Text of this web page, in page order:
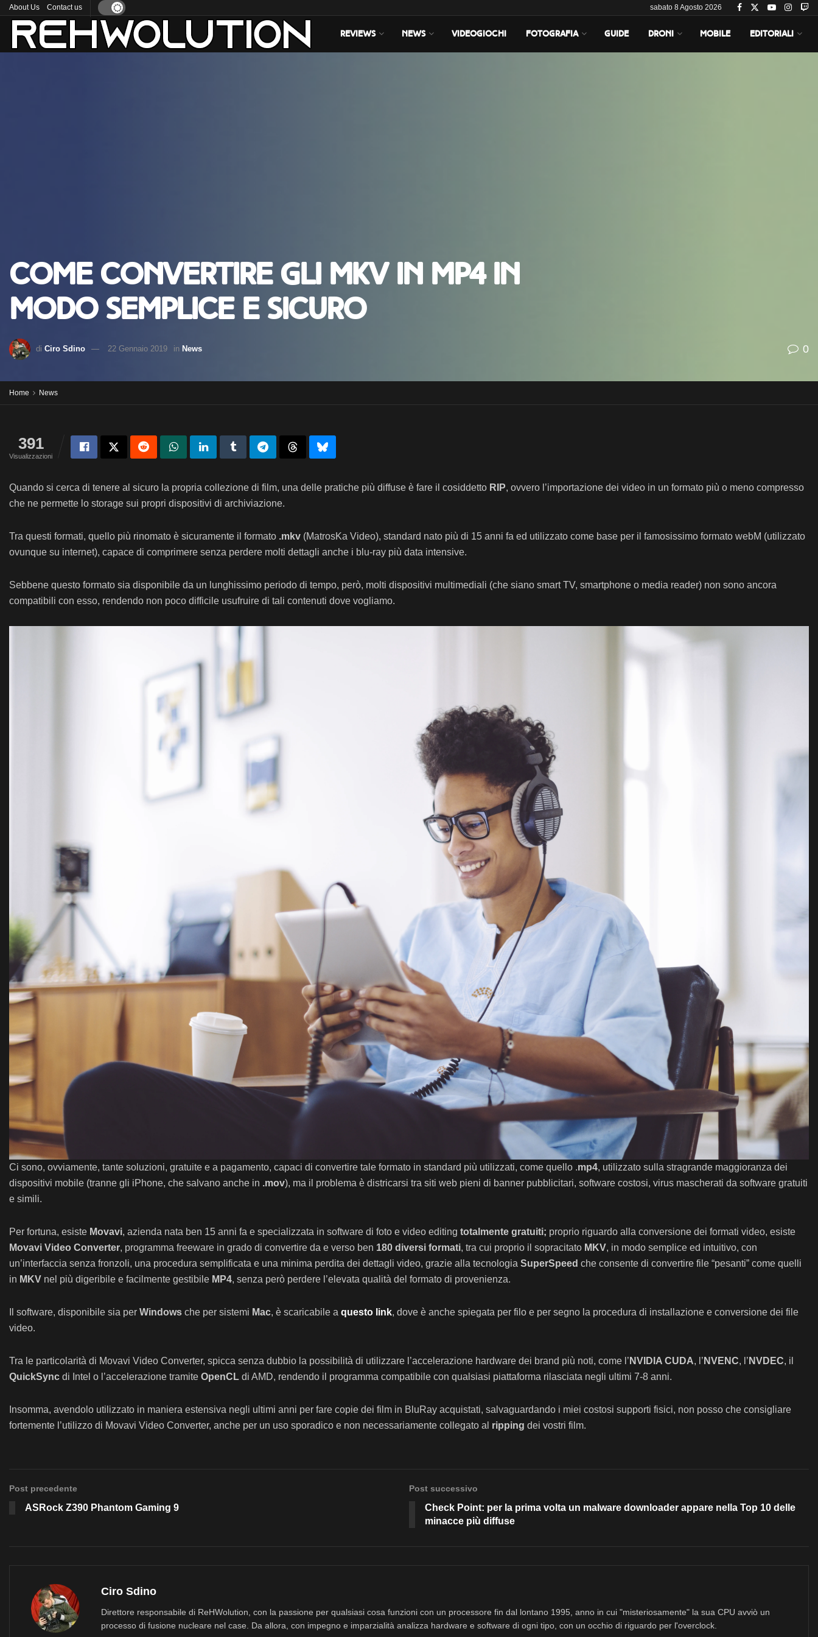
About Us Contact us sabato 8 Agosto 2026
REVIEWS NEWS VIDEOGIOCHI FOTOGRAFIA GUIDE DRONI MOBILE EDITORIALI
Come convertire gli MKV in MP4 in
modo semplice e sicuro
di Ciro Sdino 22 Gennaio 2019 in News 0
Home News
391
Visualizzazioni
Quando si cerca di tenere al sicuro la propria collezione di film, una delle pratiche più diffuse è fare il cosiddetto RIP, ovvero l’importazione dei video in un formato più o meno compresso
che ne permette lo storage sui propri dispositivi di archiviazione.
Tra questi formati, quello più rinomato è sicuramente il formato .mkv (MatrosKa Video), standard nato più di 15 anni fa ed utilizzato come base per il famosissimo formato webM (utilizzato
ovunque su internet), capace di comprimere senza perdere molti dettagli anche i blu-ray più data intensive.
Sebbene questo formato sia disponibile da un lunghissimo periodo di tempo, però, molti dispositivi multimediali (che siano smart TV, smartphone o media reader) non sono ancora
compatibili con esso, rendendo non poco difficile usufruire di tali contenuti dove vogliamo.
Ci sono, ovviamente, tante soluzioni, gratuite e a pagamento, capaci di convertire tale formato in standard più utilizzati, come quello .mp4, utilizzato sulla stragrande maggioranza dei
dispositivi mobile (tranne gli iPhone, che salvano anche in .mov), ma il problema è districarsi tra siti web pieni di banner pubblicitari, software costosi, virus mascherati da software gratuiti
e simili.
Per fortuna, esiste Movavi, azienda nata ben 15 anni fa e specializzata in software di foto e video editing totalmente gratuiti; proprio riguardo alla conversione dei formati video, esiste
Movavi Video Converter, programma freeware in grado di convertire da e verso ben 180 diversi formati, tra cui proprio il sopracitato MKV, in modo semplice ed intuitivo, con
un’interfaccia senza fronzoli, una procedura semplificata e una minima perdita dei dettagli video, grazie alla tecnologia SuperSpeed che consente di convertire file “pesanti” come quelli
in MKV nel più digeribile e facilmente gestibile MP4, senza però perdere l’elevata qualità del formato di provenienza.
Il software, disponibile sia per Windows che per sistemi Mac, è scaricabile a questo link, dove è anche spiegata per filo e per segno la procedura di installazione e conversione dei file
video.
Tra le particolarità di Movavi Video Converter, spicca senza dubbio la possibilità di utilizzare l’accelerazione hardware dei brand più noti, come l’ NVIDIA CUDA, l’ NVENC, l’ NVDEC, il
QuickSync di Intel o l’accelerazione tramite OpenCL di AMD, rendendo il programma compatibile con qualsiasi piattaforma rilasciata negli ultimi 7-8 anni.
Insomma, avendolo utilizzato in maniera estensiva negli ultimi anni per fare copie dei film in BluRay acquistati, salvaguardando i miei costosi supporti fisici, non posso che consigliare
fortemente l’utilizzo di Movavi Video Converter, anche per un uso sporadico e non necessariamente collegato al ripping dei vostri film.
Post precedente
ASRock Z390 Phantom Gaming 9
Post successivo
Check Point: per la prima volta un malware downloader appare nella Top 10 delle
minacce più diffuse
Ciro Sdino
Direttore responsabile di ReHWolution, con la passione per qualsiasi cosa funzioni con un processore fin dal lontano 1995, anno in cui "misteriosamente" la sua CPU avviò un
processo di fusione nucleare nel case. Da allora, con impegno e imparzialità analizza hardware e software di ogni tipo, con un occhio di riguardo per l'overclock.